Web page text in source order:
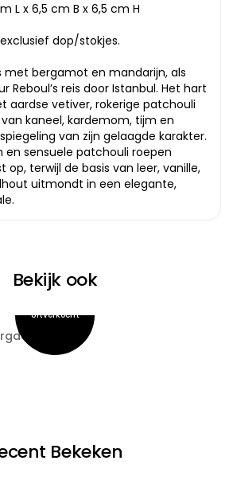
L x 6,5 cm B x 6,5 cm H
dop/stokjes.
met bergamot en mandarijn, als
Reboul’s reis door Istanbul. Het hart
aardse vetiver, rokerige patchouli
kaneel, kardemom, tijm en
van zijn gelaagde karakter.
en sensuele patchouli roepen
op, terwijl de basis van leer, vanille,
uitmondt in een elegante,
Bekijk ook
Bekeken